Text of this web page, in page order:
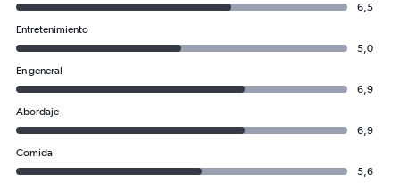
6,5
Entretenimiento
5,0
En general
6,9
Abordaje
6,9
Comida
5,6